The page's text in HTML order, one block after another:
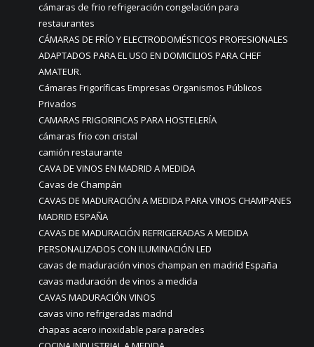
cámaras de frio refrigeración congelación para
restaurantes
CÁMARAS DE FRÍO Y ELECTRODOMÉSTICOS PROFESIONALES
ADAPTADOS PARA EL USO EN DOMICILIOS PARA CHEF
AMATEUR.
Cámaras Frigoríficas Empresas Organismos Públicos
Privados
CAMARAS FRIGORIFICAS PARA HOSTELERÍA
cámaras frio con cristal
camión restaurante
CAVA DE VINOS EN MADRID A MEDIDA
Cavas de Champán
CAVAS DE MADURACIÓN A MEDIDA PARA VINOS CHAMPANES
MADRID ESPAÑA
CAVAS DE MADURACIÓN REFRIGERADAS A MEDIDA
PERSONALIZADOS CON ILUMINACIÓN LED
cavas de maduración vinos champan en madrid España
cavas maduración de vinos a medida
CAVAS MADURACIÓN VINOS
cavas vino refrigeradas madrid
chapas acero inoxidable para paredes